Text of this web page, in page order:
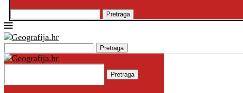
Pretraga
Pretraga
Pretraga